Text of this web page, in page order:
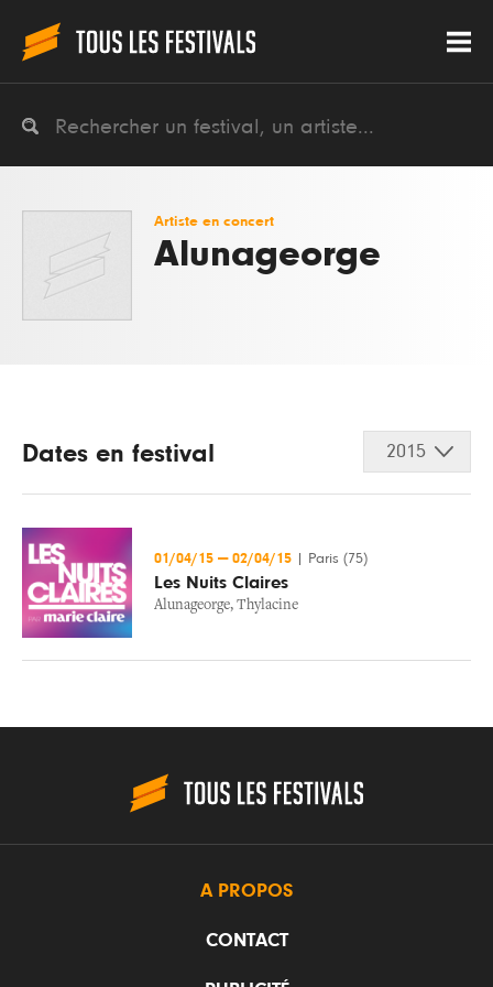
Artiste en concert
Alunageorge
Dates en festival 2015
01/04/15 — 02/04/15 Paris (75)
Les Nuits Claires
Alunageorge, Thylacine
A PROPOS
CONTACT